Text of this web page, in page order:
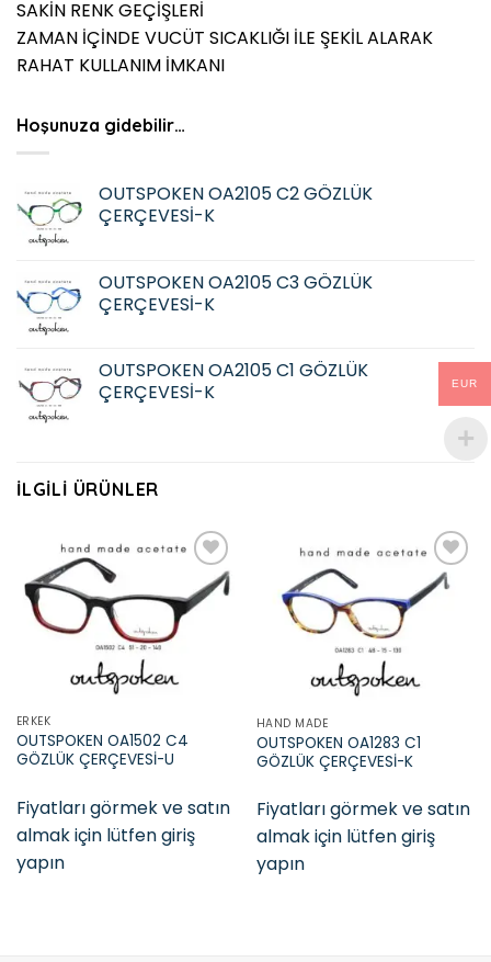
SAKİN RENK GEÇİŞLERİ
ZAMAN İÇİNDE VUCÜT SICAKLIĞI İLE ŞEKİL ALARAK
RAHAT KULLANIM İMKANI
Hoşunuza gidebilir…
OUTSPOKEN OA2105 C2 GÖZLÜK
ÇERÇEVESİ-K
OUTSPOKEN OA2105 C3 GÖZLÜK
ÇERÇEVESİ-K
OUTSPOKEN OA2105 C1 GÖZLÜK
ÇERÇEVESİ-K
İLGILI ÜRÜNLER
Add to
wishlist
ERKEK
OUTSPOKEN OA1502 C4
GÖZLÜK ÇERÇEVESİ-U
Fiyatları görmek ve satın
almak için lütfen giriş
yapın
HAND MADE
OUTSPOKEN OA1283 C1
GÖZLÜK ÇERÇEVESİ-K
Fiyatları görmek ve satın
almak için lütfen giriş
yapın
EUR